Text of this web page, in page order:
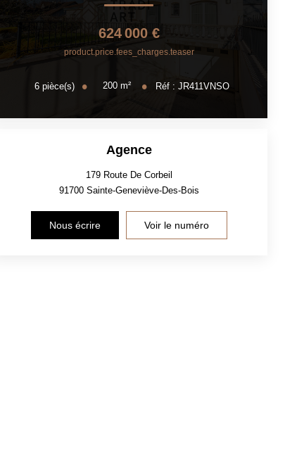
624 000 €
product.price.fees_charges.teaser
6 pièce(s) 200 m² Réf : JR411VNSO
Agence
179 Route De Corbeil
91700 Sainte-Geneviève-Des-Bois
Nous écrire Voir le numéro